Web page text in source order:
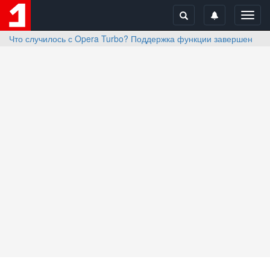
Что случилось с Opera Turbo? Поддержка функции завершена?